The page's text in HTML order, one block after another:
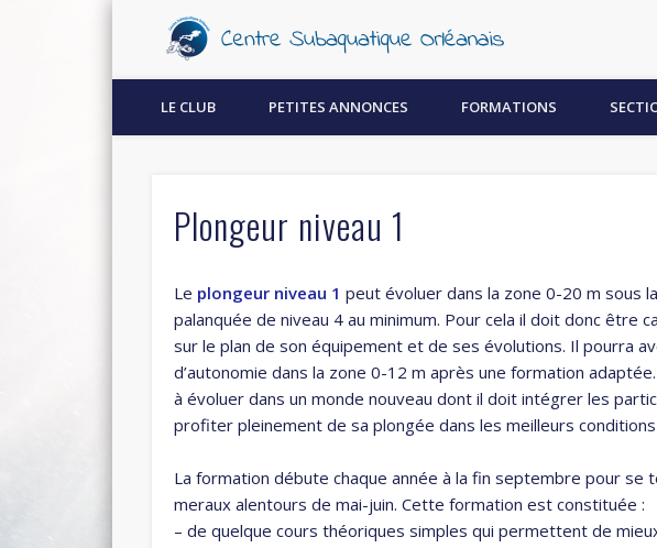
Découvrez la plongée sous-marine à Orléans !
LE CLUB PETITES ANNONCES FORMATIONS
Plongeur niveau 1
Le plongeur niveau 1 peut évoluer dans la zone 0-20 m sous
palanquée de niveau 4 au minimum. Pour cela il doit donc être
sur le plan de son équipement et de ses évolutions. Il pourra
d’autonomie dans la zone 0-12 m après une formation
à évoluer dans un monde nouveau dont il doit intégrer les
profiter pleinement de sa plongée dans les meilleurs
La formation débute chaque année à la fin septembre pour se
meraux alentours de mai-juin. Cette formation est constituée :
– de quelque cours théoriques simples qui permettent de